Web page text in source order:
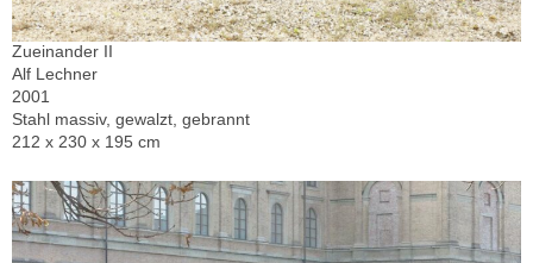
Zueinander II
Alf Lechner
2001
Stahl massiv, gewalzt, gebrannt
212 x 230 x 195 cm